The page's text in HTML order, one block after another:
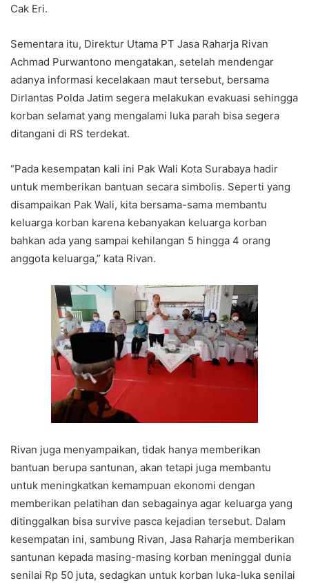
Cak Eri.
Sementara itu, Direktur Utama PT Jasa Raharja Rivan
Achmad Purwantono mengatakan, setelah mendengar
adanya informasi kecelakaan maut tersebut, bersama
Dirlantas Polda Jatim segera melakukan evakuasi sehingga
korban selamat yang mengalami luka parah bisa segera
ditangani di RS terdekat.
“Pada kesempatan kali ini Pak Wali Kota Surabaya hadir
untuk memberikan bantuan secara simbolis. Seperti yang
disampaikan Pak Wali, kita bersama-sama membantu
keluarga korban karena kebanyakan keluarga korban
bahkan ada yang sampai kehilangan 5 hingga 4 orang
anggota keluarga,” kata Rivan.
Rivan juga menyampaikan, tidak hanya memberikan
bantuan berupa santunan, akan tetapi juga membantu
untuk meningkatkan kemampuan ekonomi dengan
memberikan pelatihan dan sebagainya agar keluarga yang
ditinggalkan bisa survive pasca kejadian tersebut. Dalam
kesempatan ini, sambung Rivan, Jasa Raharja memberikan
santunan kepada masing-masing korban meninggal dunia
senilai Rp 50 juta, sedagkan untuk korban luka-luka senilai